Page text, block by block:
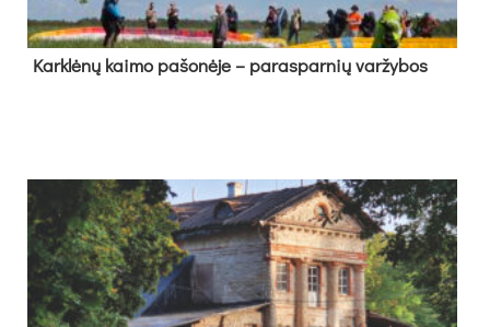
Kark­lė­nų kai­mo pa­šo­nė­je – pa­ras­par­nių var­žy­bos